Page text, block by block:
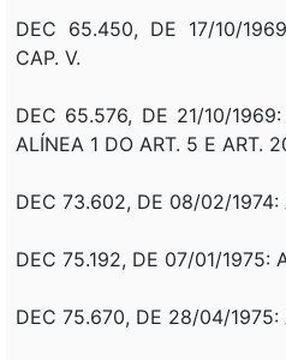
DEC 65.450, DE 17/10/
CAP. V.
DEC 65.576, DE 21/10/1969:
ALÍNEA 1 DO ART. 5 E ART.
DEC 73.602, DE 08/02/1974:
DEC 75.192, DE 07/01/1975:
DEC 75.670, DE 28/04/1975: